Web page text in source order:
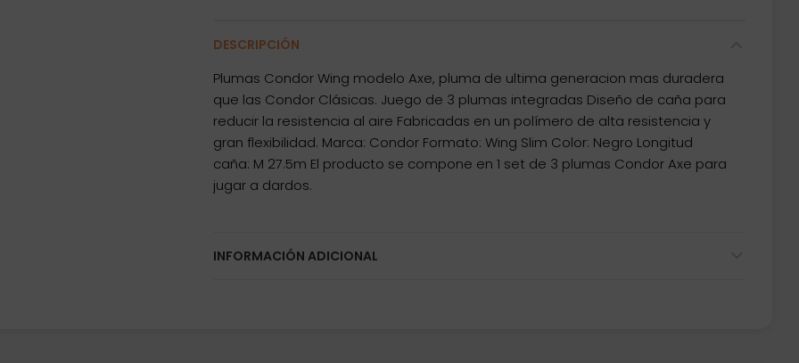
DESCRIPCIÓN
Plumas Condor Wing modelo Axe, pluma de ultima generacion mas duradera
que las Condor Clásicas. Juego de 3 plumas integradas Diseño de caña para
reducir la resistencia al aire Fabricadas en un polímero de alta resistencia y
gran flexibilidad. Marca: Condor Formato: Wing Slim Color: Negro Longitud
caña: M 27.5m El producto se compone en 1 set de 3 plumas Condor Axe para
jugar a dardos.
INFORMACIÓN ADICIONAL